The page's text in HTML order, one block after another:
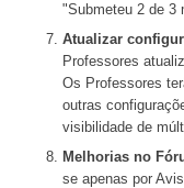
"Submeteu 2 de 3
Atualizar
Professores
Os Professores
outras
visibilidade de
Melhorias no
se apenas por